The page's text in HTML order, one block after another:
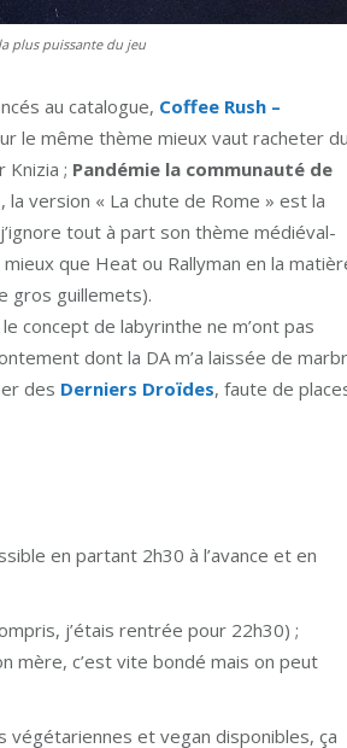
plus puissante du jeu
au catalogue, Coffee Rush –
le même thème mieux vaut racheter
Knizia ; Pandémie la communauté de
la version « La chute de Rome » est la
tout à part son thème médiéval-
que Heat ou Rallyman en la
gros guillemets).
concept de labyrinthe ne m’ont pas
dont la DA m’a laissée de
des Derniers Droïdes, faute de
en partant 2h30 à l’avance et en
j’étais rentrée pour 22h30) ;
mère, c’est vite bondé mais on peut
et vegan disponibles, ça